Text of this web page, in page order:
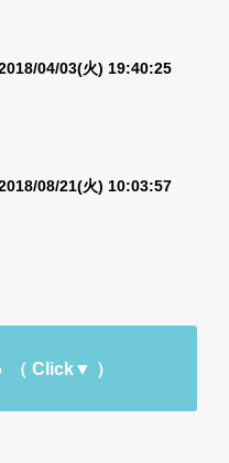
04/03(火) 19:40:25
08/21(火) 10:03:57